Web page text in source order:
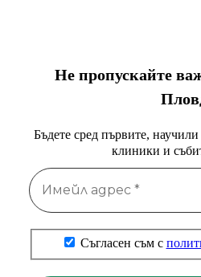
Не пропускайте
Бъдете сред първите,
клиники и
Съгласен съм с